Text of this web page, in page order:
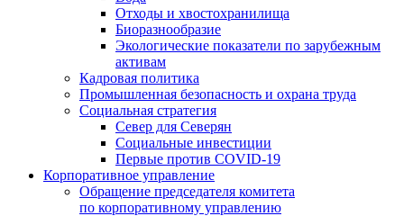
Отходы и хвостохранилища
Биоразнообразие
Экологические показатели по зарубежным
активам
Кадровая политика
Промышленная безопасность и охрана труда
Социальная стратегия
Север для Северян
Социальные инвестиции
Первые против COVID‑19
Корпоративное управление
Обращение председателя комитета
по корпоративному управлению